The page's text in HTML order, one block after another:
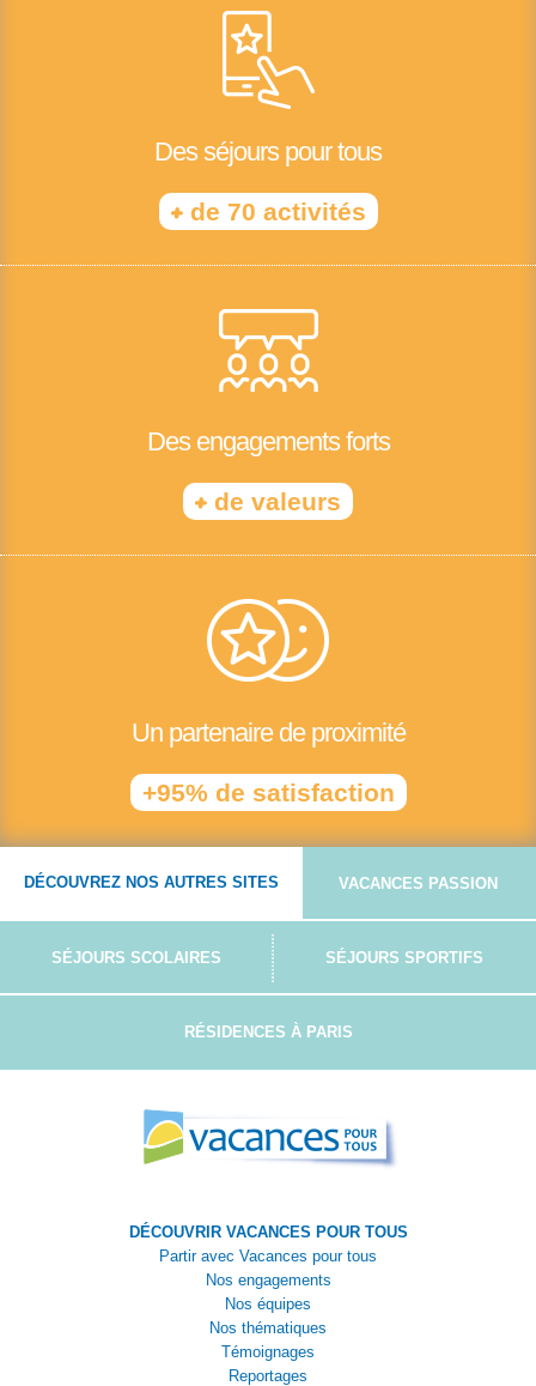
Des séjours pour tous
+de 70 activités
Des engagements forts
+ de valeurs
Un partenaire de proximité
+95% de satisfaction
DÉCOUVREZ NOS AUTRES SITES VACANCES PASSION
SÉJOURS SCOLAIRES SÉJOURS SPORTIFS
RÉSIDENCES À PARIS
DÉCOUVRIR VACANCES POUR TOUS
Partir avec Vacances pour tous
Nos engagements
Nos équipes
Nos thématiques
Témoignages
Reportages